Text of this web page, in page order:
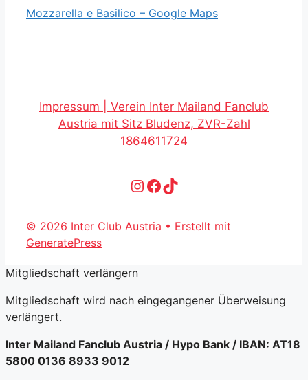
Mozzarella e Basilico – Google Maps
Impressum | Verein Inter Mailand Fanclub
Austria mit Sitz Bludenz, ZVR-Zahl
1864611724
Instagram
Facebook
TikTok
© 2026 Inter Club Austria • Erstellt mit
GeneratePress
Mitgliedschaft verlängern
Mitgliedschaft wird nach eingegangener Überweisung
verlängert.
Inter Mailand Fanclub Austria / Hypo Bank / IBAN: AT18
5800 0136 8933 9012